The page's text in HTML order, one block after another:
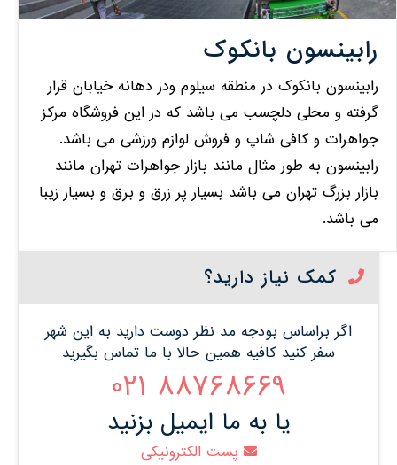
رابینسون بانکوک
رابینسون بانکوک در منطقه سیلوم ودر دهانه خیابان قرار
گرفته و محلی دلچسب می باشد که در این فروشگاه مرکز
جواهرات و کافی شاپ و فروش لوازم ورزشی می باشد.
رابینسون به طور مثال مانند بازار جواهرات تهران مانند
بازار بزرگ تهران می باشد بسیار پر زرق و برق و بسیار زیبا
می باشد.
کمک نیاز دارید؟
اگر براساس بودجه مد نظر دوست دارید به این شهر
سفر کنید کافیه همین حالا با ما تماس بگیرید
88768669 021
یا به ما ایمیل بزنید
پست الکترونیکی